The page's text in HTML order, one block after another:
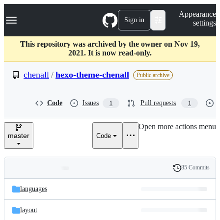
k
p
c
Navigation Menu Sign in
Appearance
settings
This repository was archived by the owner on Nov 19,
2021. It is now read-only.
chenall / hexo-theme-chenall Public archive
Code Issues 1 Pull requests 1
master Code
Open more actions menu
and
files
Latest
commit
History
85 Commits
languages
layout